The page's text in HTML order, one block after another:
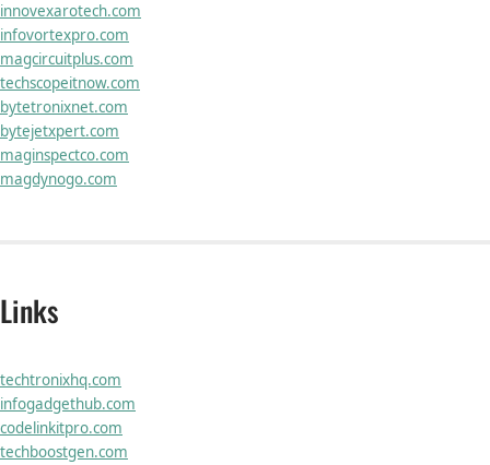
innovexarotech.com
infovortexpro.com
magcircuitplus.com
techscopeitnow.com
bytetronixnet.com
bytejetxpert.com
maginspectco.com
magdynogo.com
Links
techtronixhq.com
infogadgethub.com
codelinkitpro.com
techboostgen.com